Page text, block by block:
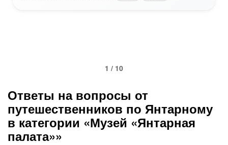
1 / 10
Ответы на вопросы от
путешественников по Янтарному
в категории «Музей «Янтарная
палата»»